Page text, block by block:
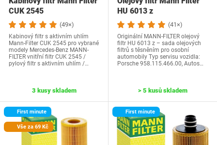
CUK 2545
(49×)
Kabinový filtr s aktivním uhlím
Mann-Filter CUK 2545 pro vybrané
modely Mercedes-Benz MANN-
FILTER vnitřní filtr CUK 2545 /
pylový filtr s aktivním uhlím /…
3 kusy skladem
HU 6013 z
(41×)
Originální MANN-FILTER olejový
filtr HU 6013 z – sada olejových
filtrů s těsněním pro osobní
automobily Typ servisu vozidla:
Porsche 958.115.466.00, Autos…
> 5 kusů skladem
First minute
Vše za 69 Kč
First minute